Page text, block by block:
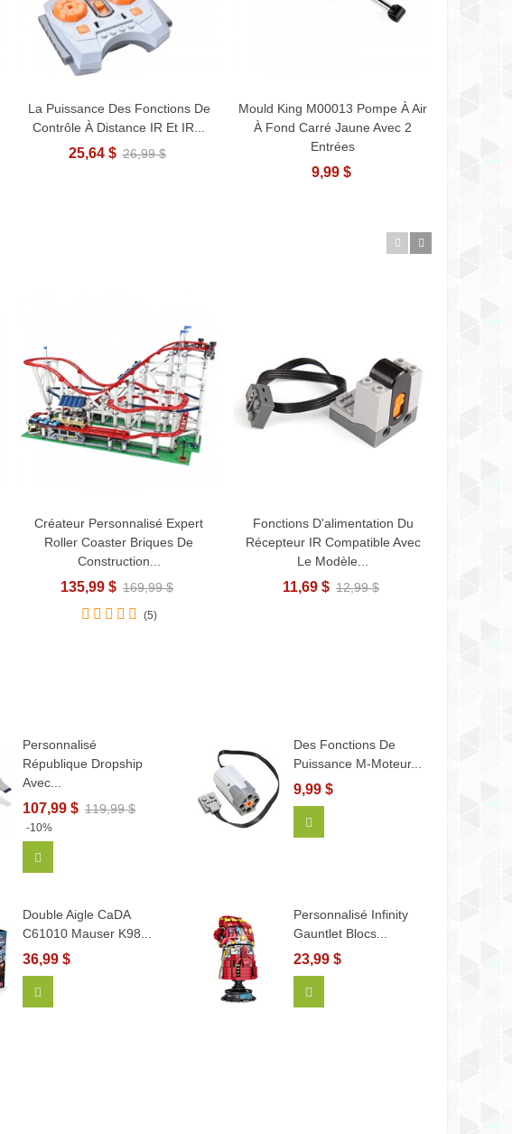
Ajouter Au Panier
La Puissance Des Fonctions De
Contrôle À Distance IR Et IR...
25,64 $ 26,99 $
Ajouter Au Panier
Mould King M00013 Pompe À Air
À Fond Carré Jaune Avec 2
Entrées
9,99 $
Afficher Plus
Créateur Personnalisé Expert
Roller Coaster Briques De
Construction...
135,99 $ 169,99 $
(5)
Ajouter Au Panier
Fonctions D'alimentation Du
Récepteur IR Compatible Avec
Le Modèle...
11,69 $ 12,99 $
Personnalisé
République Dropship
Avec...
107,99 $ 119,99 $
-10%
Des Fonctions De
Puissance M-Moteur...
9,99 $
Double Aigle CaDA
C61010 Mauser K98...
36,99 $
Personnalisé Infinity
Gauntlet Blocs...
23,99 $